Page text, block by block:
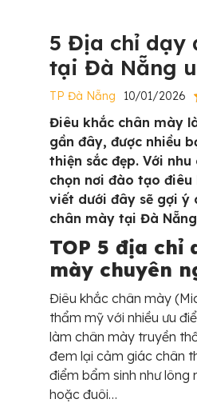
5 Địa chỉ dạy
tại Đà Nẵng
TP Đà Nẵng 10/01/2026
Điêu khắc chân mày
gần đây, được nhiều
thiện sắc đẹp. Với
chọn nơi đào tạo
viết dưới đây sẽ gợi ý
chân mày tại Đà
TOP 5 địa chỉ
mày chuyên
Điêu khắc chân mày
thẩm mỹ với nhiều ưu
làm chân mày truyền
đem lại cảm giác chân
điểm bẩm sinh như
hoặc đuôi…